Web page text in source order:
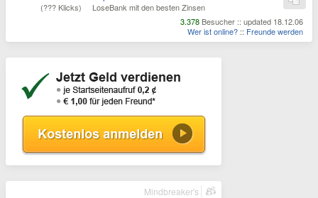
(??? Klicks)
LoseBank mit den besten Zinsen
3.378 Besucher :: updated 18.12.06
Wer ist online? :: Freunde werden
Mindbreaker's